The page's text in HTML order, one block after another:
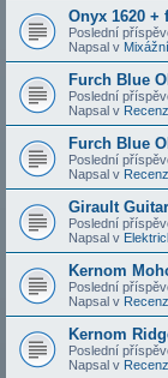
Onyx 1620 +
Poslední
Napsal v
Furch Blue
Poslední
Napsal v
Furch Blue
Poslední
Napsal v
Girault
Poslední
Napsal v
Kernom
Poslední
Napsal v
Kernom
Poslední
Napsal v